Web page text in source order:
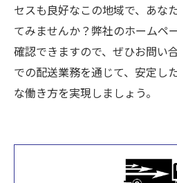
セスも良好なこの地域で、あな
てみませんか？弊社のホームペ
確認できますので、ぜひお問い
での配送業務を通じて、安定し
な働き方を実現しましょう。